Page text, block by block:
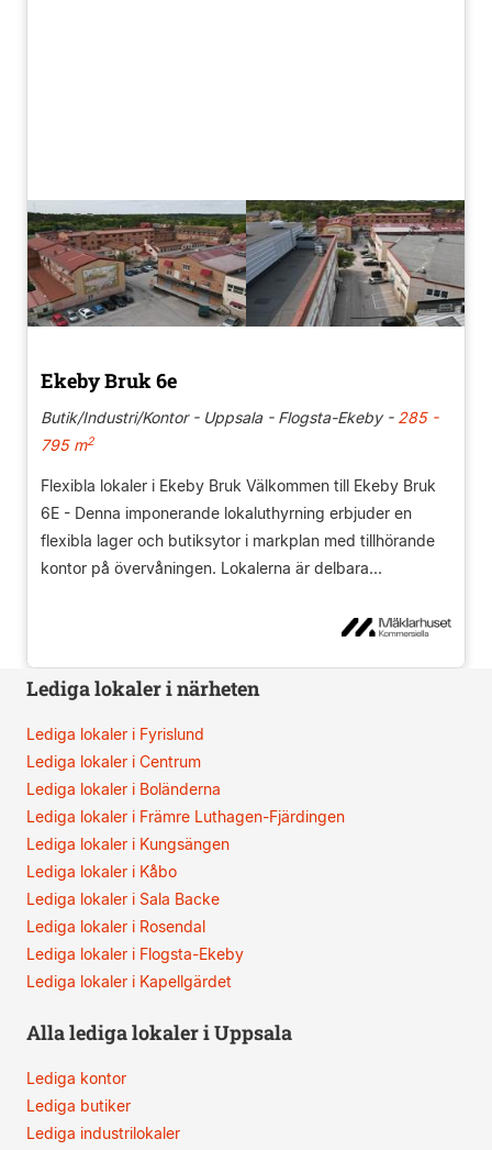
Ekeby Bruk 6e
Butik/Industri/Kontor - Uppsala - Flogsta-Ekeby -285 -
795 m2
Flexibla lokaler i Ekeby Bruk Välkommen till Ekeby Bruk
6E - Denna imponerande lokaluthyrning erbjuder en
flexibla lager och butiksytor i markplan med tillhörande
kontor på övervåningen. Lokalerna är delbara...
Lediga lokaler i närheten
Lediga lokaler i Fyrislund
Lediga lokaler i Centrum
Lediga lokaler i Boländerna
Lediga lokaler i Främre Luthagen-Fjärdingen
Lediga lokaler i Kungsängen
Lediga lokaler i Kåbo
Lediga lokaler i Sala Backe
Lediga lokaler i Rosendal
Lediga lokaler i Flogsta-Ekeby
Lediga lokaler i Kapellgärdet
Alla lediga lokaler i Uppsala
Lediga kontor
Lediga butiker
Lediga industrilokaler